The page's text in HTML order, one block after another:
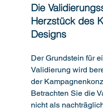
Die
Herzstück des
Designs
Der Grundstein für
Validierung wird
der
Betrachten Sie die
nicht als